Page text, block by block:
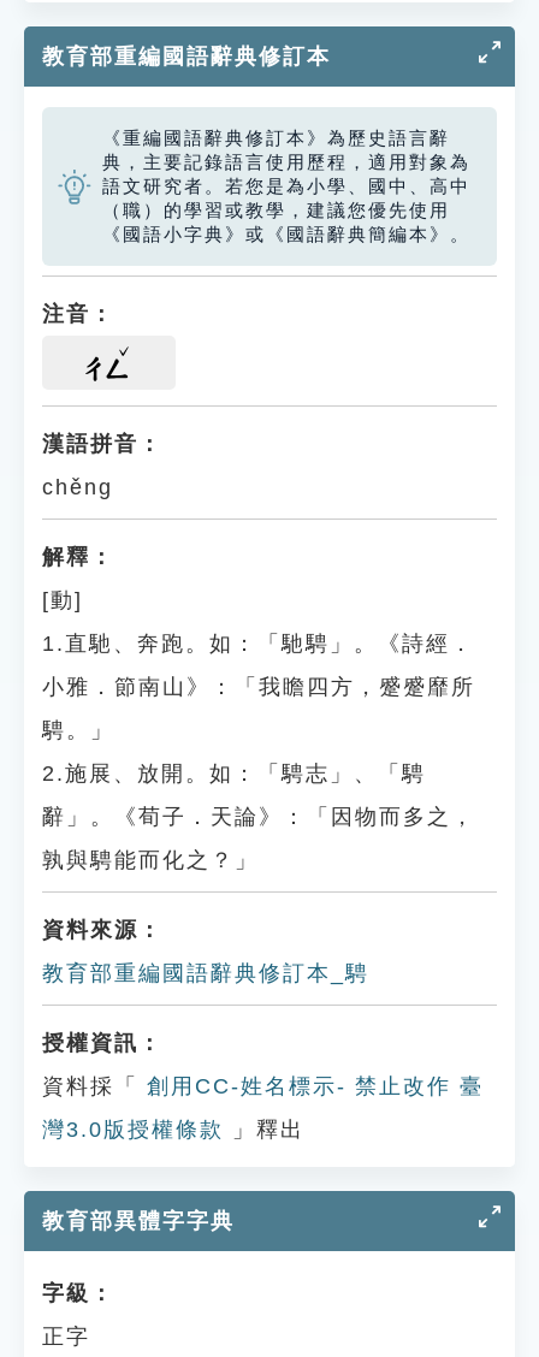
教育部重編國語辭典修訂本
《重編國語辭典修訂本》為歷史語言辭
典，主要記錄語言使用歷程，適用對象為
語文研究者。若您是為小學、國中、高中
（職）的學習或教學，建議您優先使用
《國語小字典》或《國語辭典簡編本》。
注音：
ㄔㄥ
漢語拼音：
chěng
解釋：
[動]
1.直馳、奔跑。如：「馳騁」。《詩經．
小雅．節南山》：「我瞻四方，蹙蹙靡所
騁。」
2.施展、放開。如：「騁志」、「騁
辭」。《荀子．天論》：「因物而多之，
孰與騁能而化之？」
資料來源：
教育部重編國語辭典修訂本_騁
授權資訊：
資料採「
創用CC-姓名標示- 禁止改作 臺
灣3.0版授權條款
」釋出
教育部異體字字典
字級：
正字